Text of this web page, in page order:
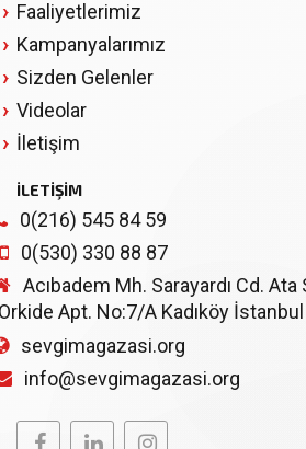
Faaliyetlerimiz
Kampanyalarımız
Sizden Gelenler
Videolar
İletişim
İLETİŞİM
0(216) 545 84 59
0(530) 330 88 87
Acıbadem Mh. Sarayardı Cd. Ata
Apt. No:7/A Kadıköy İstanbul
sevgimagazasi.org
info@sevgimagazasi.org